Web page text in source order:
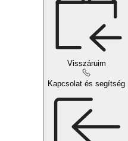
Visszáruim
Kapcsolat és segítség